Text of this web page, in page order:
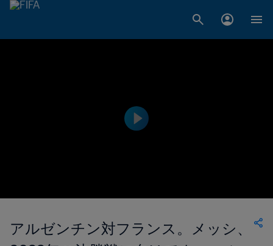
アルゼンチン対フランス。メッシ、